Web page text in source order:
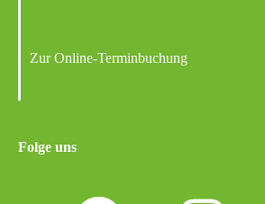
Zur Online-Terminbuchung
Folge uns